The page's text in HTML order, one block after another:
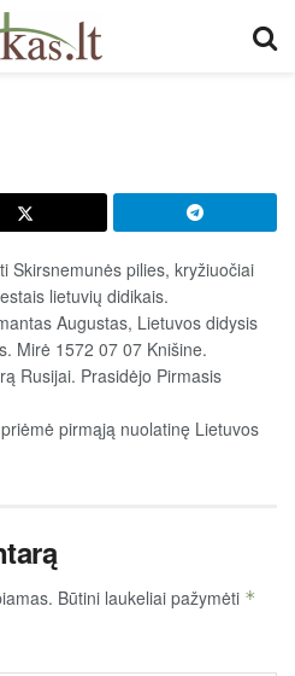
Skirsnemunės pilies, kryžiuočiai
lietuvių didikais.
Augustas, Lietuvos didysis
Mirė 1572 07 07 Knišine.
Rusijai. Prasidėjo Pirmasis
pirmąją nuolatinę Lietuvos
Būtini laukeliai pažymėti *